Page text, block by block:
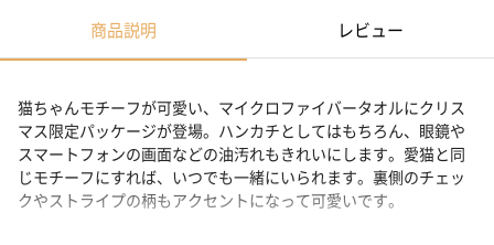
商品説明 レビュー
猫ちゃんモチーフが可愛い、マイクロファイバータオルにクリス
マス限定パッケージが登場。ハンカチとしてはもちろん、眼鏡や
スマートフォンの画面などの油汚れもきれいにします。愛猫と同
じモチーフにすれば、いつでも一緒にいられます。裏側のチェッ
クやストライプの柄もアクセントになって可愛いです。